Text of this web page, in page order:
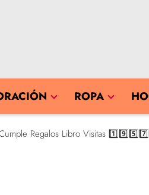
ROPA
Regalos Libro Visitas